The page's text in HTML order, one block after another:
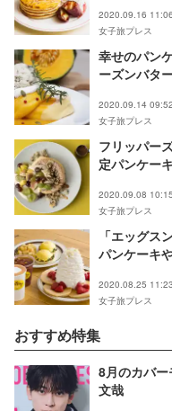
2020.09.16 11:06
女子旅プレス
幸せのパン
ーズンバタ
2020.09.14 09:52
女子旅プレス
フリッパー
定パンケーキ
2020.09.08 10:15
女子旅プレス
「エッグス
パンケーキ
2020.08.25 11:23
女子旅プレス
おすすめ特集
8月のカバ
文哉